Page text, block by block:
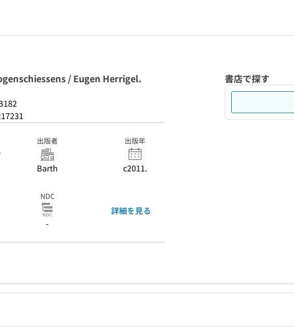
/ Eugen Herrigel.
出版者
Barth
出版年
c2011.
NDC
-
詳細を見る
書店で探す